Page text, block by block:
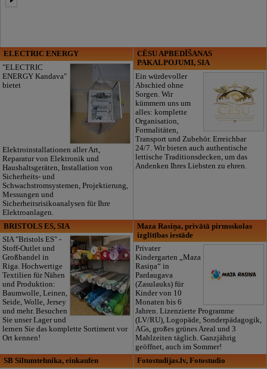
ELECTRIC ENERGY
"ELECTRIC
ENERGY Kandava"
bietet
Elektroinstallationen aller Art,
Reparatur von Elektronik und
Haushaltsgeräten, Installation von
Sicherheits- und
Schwachstromsystemen, Projektierung,
Messungen und
Sicherheitsrisikoanalysen für Ihre
Elektroanlagen.
CĒSU APBEDĪŠANAS
PAKALPOJUMI, SIA
Ein würdevoller
Abschied ohne
Sorgen. Wir
kümmern uns um
alles: komplette
Organisation,
Formalitäten,
Transport und Zubehör. Erreichbar
24/7. Wir bieten auch authentische
lettische Traditionsdecken, um das
Andenken Ihres Liebsten zu ehren.
BRISTOLS ES, SIA
SIA "Bristols ES" -
Stoff-Outlet und
Großhandel in
Riga. Hochwertige
Textilien für Nähen
und Produktion:
Baumwolle, Leinen,
Seide, Wolle, Jersey
und mehr. Besuchen
Sie unser Lager und
lernen Sie das komplette Sortiment vor
Ort kennen!
Maza Rasiņa, privātā pirmsskolas
izglītības iestāde
Privater
Kindergarten „Maza
Rasiņa“ in
Pardaugava
(Zasulauks) für
Kinder von 10
Monaten bis 6
Jahren. Lizenzierte Programme
(LV/RU), Logopäde, Sonderpädagogik,
AGs, großes grünes Areal und 3
Mahlzeiten täglich. Ganzjährig
geöffnet, auch im Sommer!
SB Siltumtehnika, einkaufen
Fotostudijas.lv, Fotostudio